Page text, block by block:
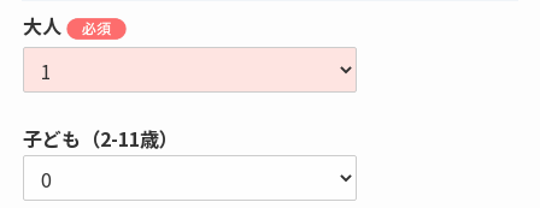
大人
子ども（2-11歳）